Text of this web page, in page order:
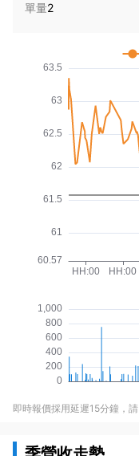
單量2
即時報價採用延遲15分鐘，請